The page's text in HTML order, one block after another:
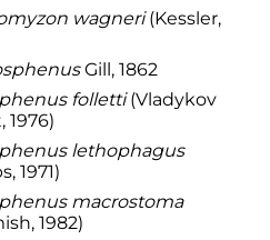
wagneri(Kessler,
Gill, 1862
folletti(Vladykov
1976)
lethophagus
1971)
macrostoma
1982)